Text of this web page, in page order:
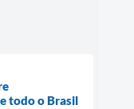
todo o Brasil